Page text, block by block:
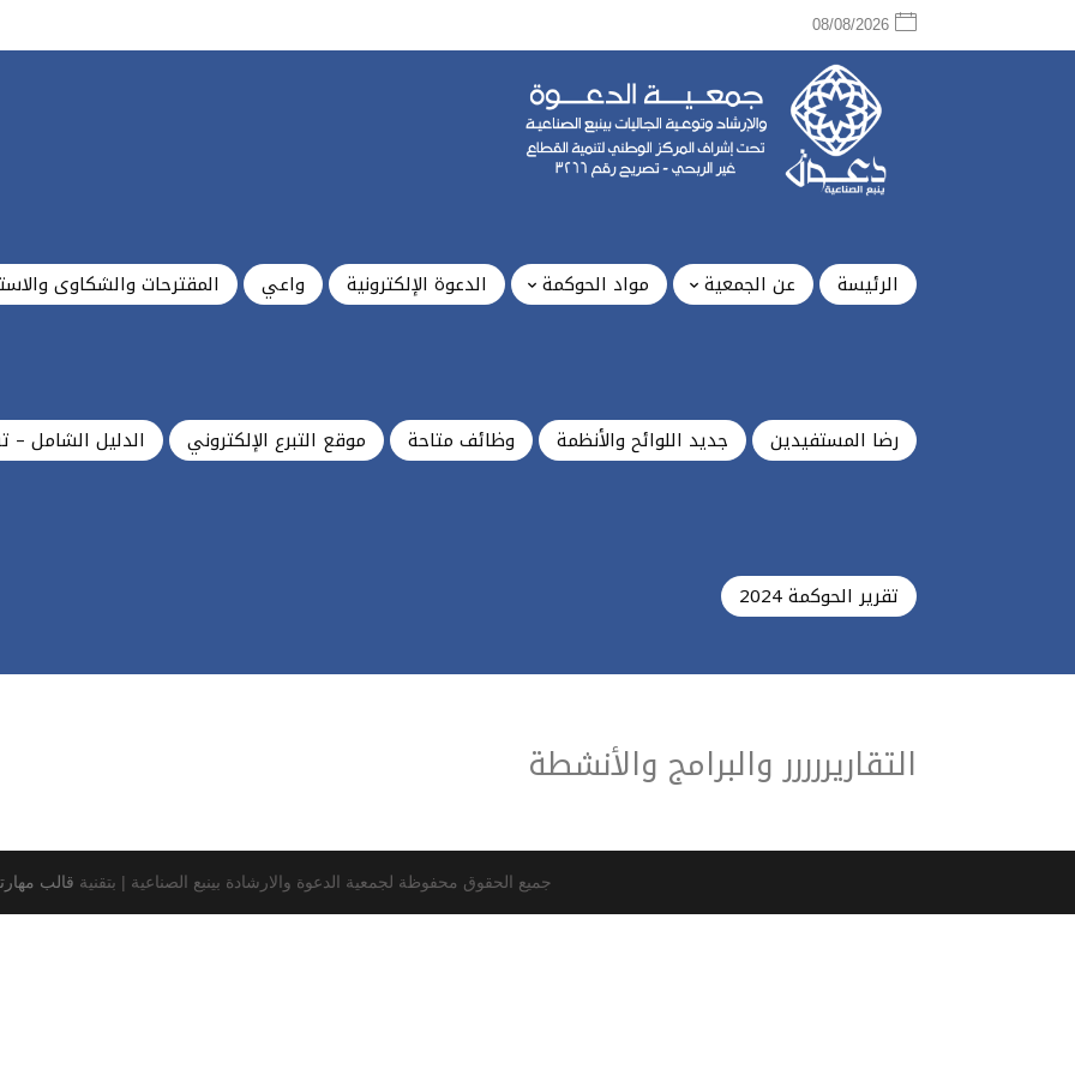
08/08/2026
الرئيسة عن الجمعية مواد الحوكمة الدعوة الإلكترونية واعي المقترحات والشكاوى
رضا المستفيدين جديد اللوائح والأنظمة وظائف متاحة موقع التبرع الإلكتروني الدليل الشامل –
تقرير الحوكمة 2024
التقاريررررر والبرامج والأنشطة
جميع الحقوق محفوظة لجمعية الدعوة والارشادة بينبع الصناعية | بتقنية قالب